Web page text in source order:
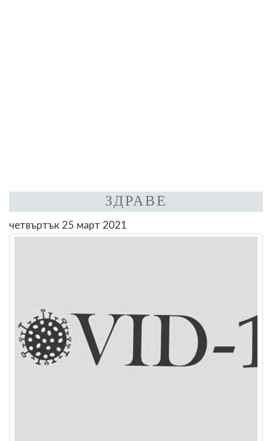
ЗДРАВЕ
четвъртък 25 март 2021